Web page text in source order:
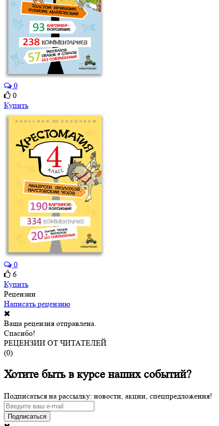
0
0
Купить
0
6
Купить
Рецензии
Написать рецензию
Ваша рецензия отправлена.
Спасибо!
РЕЦЕНЗИИ ОТ ЧИТАТЕЛЕЙ
(0)
Хотите быть в курсе наших событий?
Подписаться на рассылку: новости, акции, спецпредложения!
Подписаться